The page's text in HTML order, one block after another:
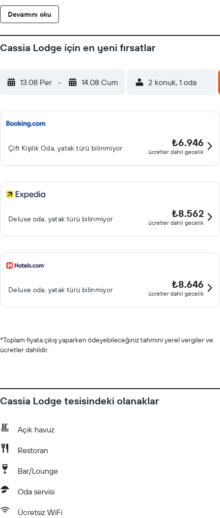
Devamını oku
Cassia Lodge için en yeni fırsatlar
13.08 Per - 14.08 Cum 2 konuk, 1 oda
Çift ​Kişilik Oda, yatak türü bilinmiyor ₺6.946
ücretler dahil gecelik
Deluxe oda, yatak türü bilinmiyor ₺8.562
ücretler dahil gecelik
Deluxe oda, yatak türü bilinmiyor ₺8.646
ücretler dahil gecelik
*Toplam fiyata çıkış yaparken ödeyebileceğiniz tahmini yerel vergiler ve
ücretler dahildir.
Cassia Lodge tesisindeki olanaklar
Açık havuz
Restoran
Bar/Lounge
Oda servisi
Ücretsiz WiFi